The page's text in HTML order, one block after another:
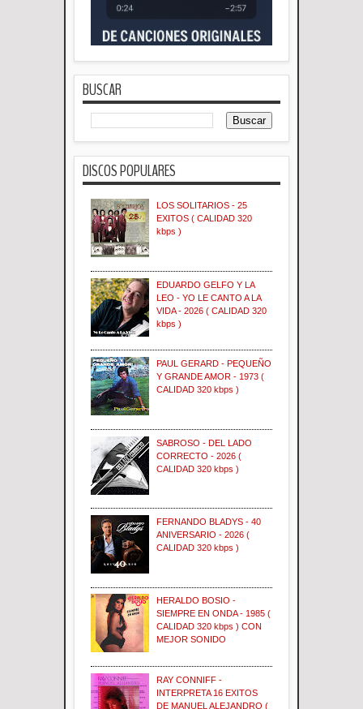
BUSCAR
DISCOS POPULARES
LOS SOLITARIOS - 25
EXITOS ( CALIDAD 320
kbps )
EDUARDO GELFO Y LA
LEO - YO LE CANTO A LA
VIDA - 2026 ( CALIDAD 320
kbps )
PAUL GERARD - PEQUEÑO
Y GRANDE AMOR - 1973 (
CALIDAD 320 kbps )
SABROSO - DEL LADO
CORRECTO - 2026 (
CALIDAD 320 kbps )
FERNANDO BLADYS - 40
ANIVERSARIO - 2026 (
CALIDAD 320 kbps )
HERALDO BOSIO -
SIEMPRE EN ONDA - 1985 (
CALIDAD 320 kbps ) CON
MEJOR SONIDO
RAY CONNIFF -
INTERPRETA 16 EXITOS
DE MANUEL ALEJANDRO (